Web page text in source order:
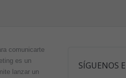
comunicarte
es un
lanzar un
SÍGUENOS